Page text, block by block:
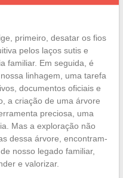
primeiro, desatar os fios
pelos laços sutis e
familiar. Em seguida, é
linhagem, uma tarefa
documentos oficiais e
a criação de uma árvore
preciosa, uma
Mas a exploração não
dessa árvore, encontram-
nosso legado familiar,
e valorizar.